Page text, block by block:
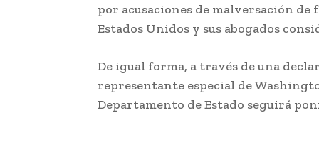
por acusaciones de malversación de
Estados Unidos y sus abogados
De igual forma, a través de una
representante especial de
Departamento de Estado seguirá